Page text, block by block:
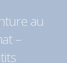
au
–